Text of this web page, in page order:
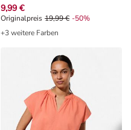
9,99 €
Originalpreis 19,99 €, Rabat -50%
Originalpreis 19,99 € -50%
+3 weitere Farben